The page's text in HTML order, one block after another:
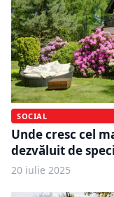
SOCIAL
Unde cresc cel
dezvăluit de
20 iulie 2025